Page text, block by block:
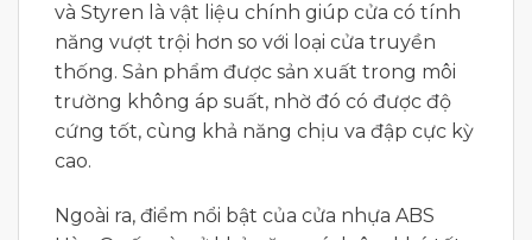
và Styren là vật liệu chính giúp cửa có tính
năng vượt trội hơn so với loại cửa truyền
thống. Sản phẩm được sản xuất trong môi
trường không áp suất, nhờ đó có được độ
cứng tốt, cùng khả năng chịu va đập cực kỳ
cao.
Ngoài ra, điểm nổi bật của cửa nhựa ABS